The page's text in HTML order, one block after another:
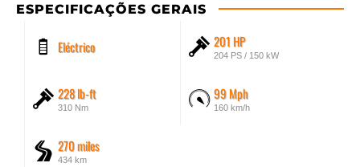
ESPECIFICAÇÕES GERAIS
Eléctrico 201 HP
204 PS / 150 kW
228 lb-ft
310 Nm
99 Mph
160 km/h
270 miles
434 km